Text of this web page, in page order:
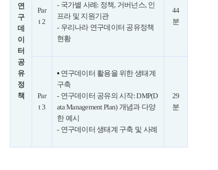
연
구
데
이
터
공
유
정
책
Par
t 2
- 국가별 사례: 정책, 거버넌스, 인
프라 및 지원기관
- 우리나라 연구데이터 공유정책
현황
44
분
Par
t 3
▪ 연구데이터 활용을 위한 생태계
구축
- 연구데이터 공유의 시작: DMP(D
ata Management Plan) 개념과 다양
한 예시
- 연구데이터 생태계 구축 및 사례
29
분